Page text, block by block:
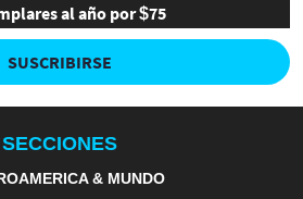
al año por $75
SUSCRIBIRSE
SECCIONES
& MUNDO